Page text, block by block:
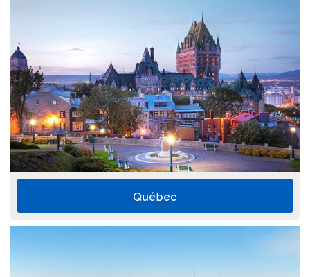
Québec